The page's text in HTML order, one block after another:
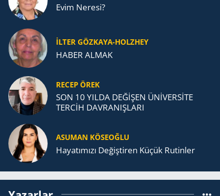
Evim Neresi?
İLTER GÖZKAYA-HOLZHEY
HABER ALMAK
RECEP ÖREK
SON 10 YILDA DEĞİŞEN ÜNİVERSİTE
TERCİH DAVRANIŞLARI
ASUMAN KÖSEOĞLU
Ha­ya­tı­mı­zı De­ğiş­ti­ren Küçük Ru­tin­ler